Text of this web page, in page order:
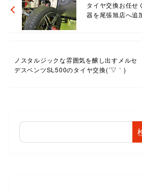
タイヤ交換お任せ
器を尾張旭店へ追
ノスタルジックな雰囲気を醸し出すメルセ
デスベンツSL500のタイヤ交換(´▽｀)